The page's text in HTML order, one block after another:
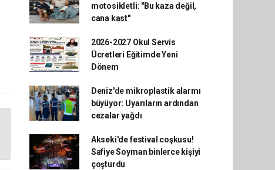
motosikletli: "Bu kaza değil,
cana kast"
2026-2027 Okul Servis
Ücretleri Eğitimde Yeni
Dönem
Deniz'de mikroplastik alarmı
büyüyor: Uyarıların ardından
cezalar yağdı
Akseki'de festival coşkusu!
Safiye Soyman binlerce kişiyi
çoşturdu